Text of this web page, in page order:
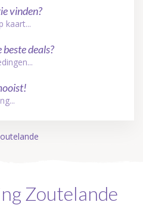
vinden?
kaart...
deals?
Zoutelande